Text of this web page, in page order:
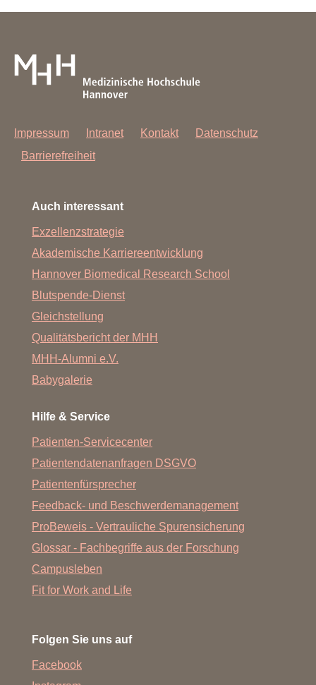
Impressum Intranet Kontakt
Datenschutz
Barrierefreiheit
Auch interessant
Exzellenzstrategie
Akademische Karriereentwicklung
Hannover Biomedical Research School
Blutspende-Dienst
Gleichstellung
Qualitätsbericht der MHH
MHH-Alumni e.V.
Babygalerie
Hilfe & Service
Patienten-Servicecenter
Patientendatenanfragen DSGVO
Patientenfürsprecher
Feedback- und Beschwerdemanagement
ProBeweis - Vertrauliche Spurensicherung
Glossar - Fachbegriffe aus der Forschung
Campusleben
Fit for Work and Life
Folgen Sie uns auf
Facebook